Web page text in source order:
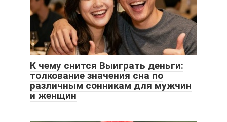
К чему снится Выиграть деньги:
толкование значения сна по
различным сонникам для мужчин
и женщин